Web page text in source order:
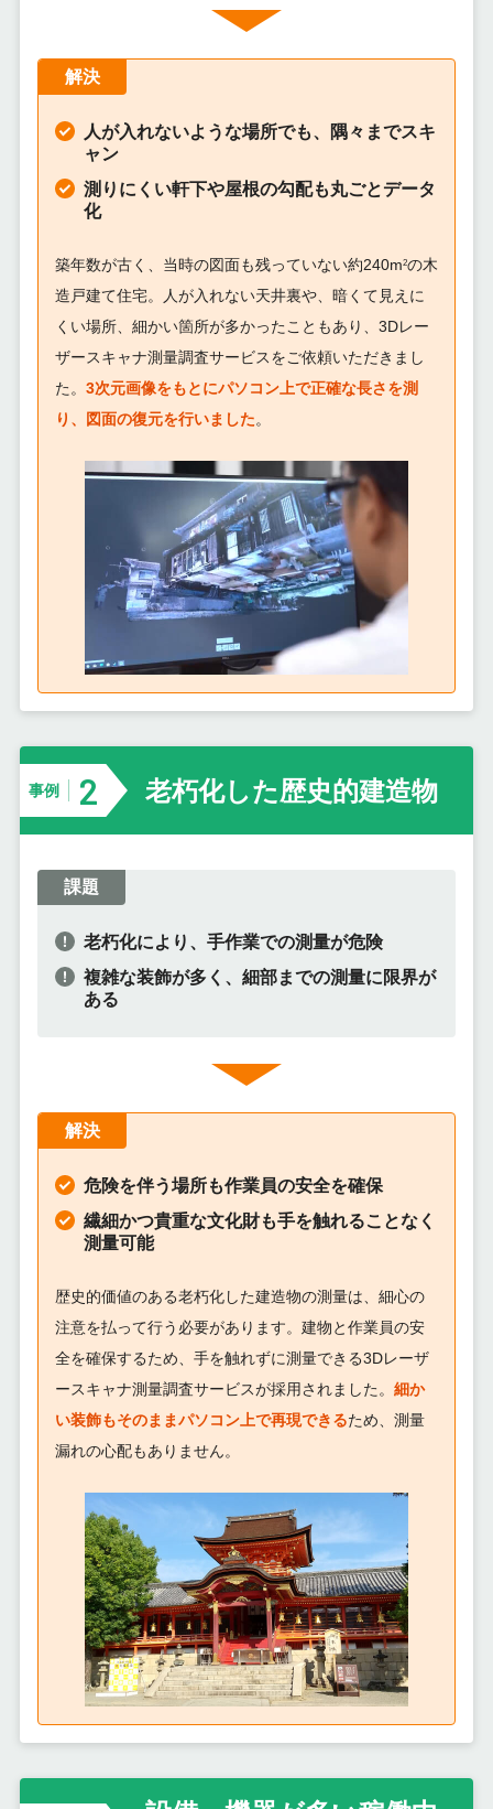
解決
人が入れないような場所でも、隅々までスキ
ャン
測りにくい軒下や屋根の勾配も丸ごとデータ
化
築年数が古く、当時の図面も残っていない約240m2の木
造戸建て住宅。人が入れない天井裏や、暗くて見えに
くい場所、細かい箇所が多かったこともあり、3Dレー
ザースキャナ測量調査サービスをご依頼いただきまし
た。 3次元画像をもとにパソコン上で正確な長さを測
り、図面の復元を行いました。
事例 2 老朽化した歴史的建造物
課題
老朽化により、手作業での測量が危険
複雑な装飾が多く、細部までの測量に限界が
ある
解決
危険を伴う場所も作業員の安全を確保
繊細かつ貴重な文化財も手を触れることなく
測量可能
歴史的価値のある老朽化した建造物の測量は、細心の
注意を払って行う必要があります。建物と作業員の安
全を確保するため、手を触れずに測量できる3Dレーザ
ースキャナ測量調査サービスが採用されました。 細か
い装飾もそのままパソコン上で再現できるため、測量
漏れの心配もありません。